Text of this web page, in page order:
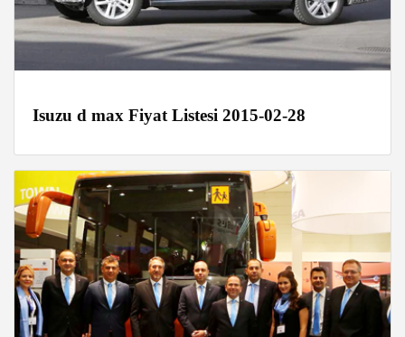
Isuzu d max Fiyat Listesi 2015-02-28